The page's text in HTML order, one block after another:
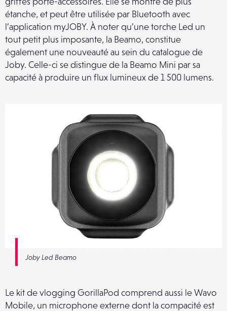
étanche, et peut être utilisée par Bluetooth avec
l’application myJOBY. À noter qu’une torche Led un
tout petit plus imposante, la Beamo, constitue
également une nouveauté au sein du catalogue de
Joby. Celle-ci se distingue de la Beamo Mini par sa
capacité à produire un flux lumineux de 1 500 lumens.
Joby Led Beamo
Le kit de vlogging GorillaPod comprend aussi le Wavo
Mobile, un microphone externe dont la compacité est